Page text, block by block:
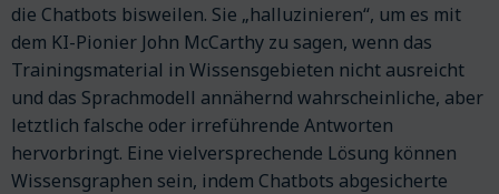
die Chatbots bisweilen. Sie „halluzinieren“, um es mit
dem KI-Pionier John McCarthy zu sagen, wenn das
Trainingsmaterial in Wissensgebieten nicht ausreicht
und das Sprachmodell annähernd wahrscheinliche, aber
letztlich falsche oder irreführende Antworten
hervorbringt. Eine vielversprechende Lösung können
Wissensgraphen sein, indem Chatbots abgesicherte